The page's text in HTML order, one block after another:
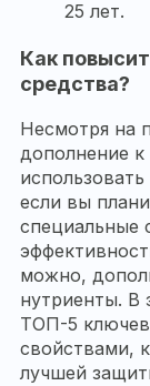
25 лет.
Как
средства?
Несмотря на
дополнение
если вы
специальные
можно,
нутриенты. В
ТОП-5
свойствами,
лучшей